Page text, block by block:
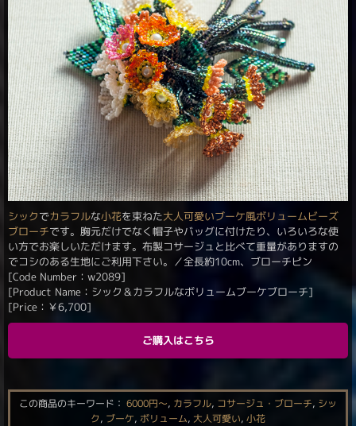
シックでカラフルな小花を束ねた大人可愛いブーケ風ボリュームビーズ
ブローチです。胸元だけでなく帽子やバッグに付けたり、いろいろな使
い方でお楽しいただけます。布製コサージュと比べて重量がありますの
でコシのある生地にご利用下さい。／全長約10cm、ブローチピン
[Code Number：w2089]
[Product Name：シック＆カラフルなボリュームブーケブローチ]
[Price： ￥6,700]
ご購入はこちら
この商品のキーワード： 6000円〜, カラフル, コサージュ・ブローチ, シッ
ク, ブーケ, ボリューム, 大人可愛い, 小花